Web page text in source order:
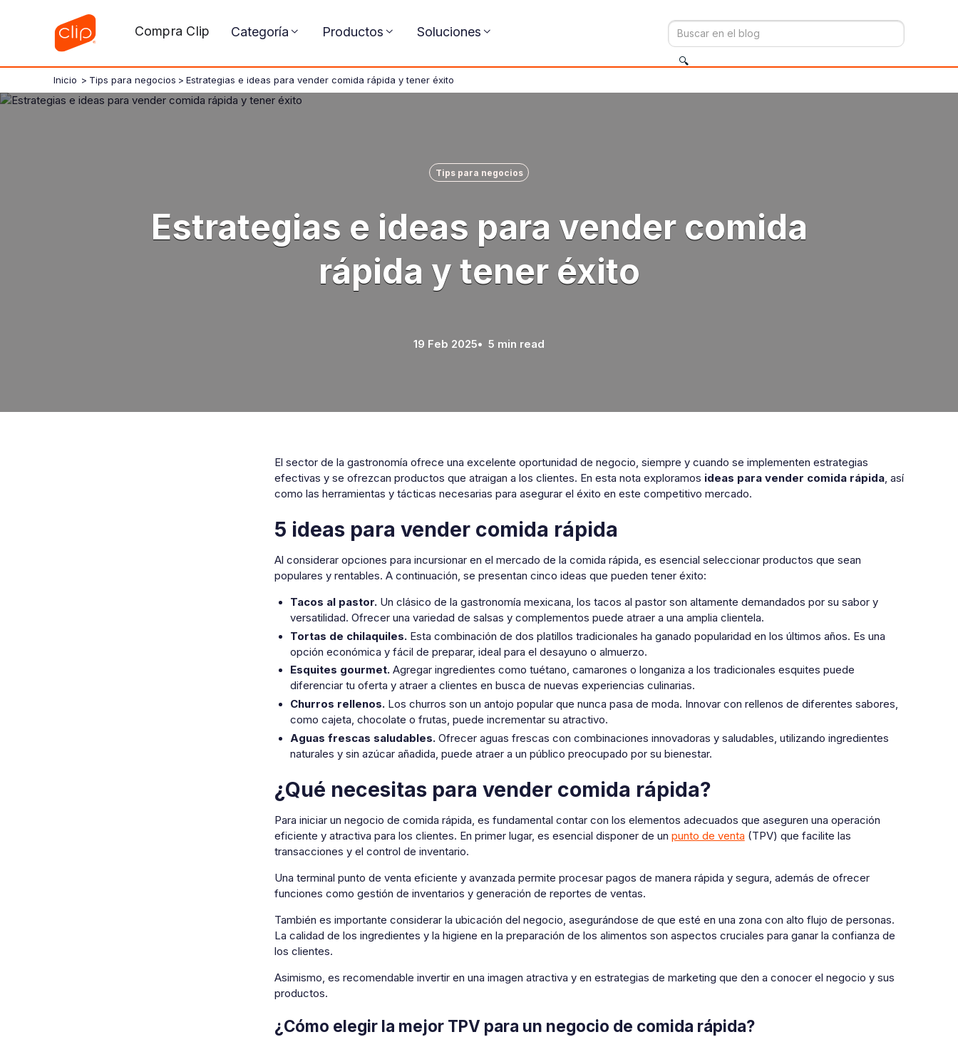
Compra Clip Categoría Productos Soluciones
Inicio > Tips para negocios > Estrategias e ideas para vender comida rápida y tener éxito
Tips para negocios
Estrategias e ideas para vender comida
rápida y tener éxito
19 Feb 2025• 5 min read
El sector de la gastronomía ofrece una excelente oportunidad de negocio, siempre y cuando se implementen estrategias
efectivas y se ofrezcan productos que atraigan a los clientes. En esta nota exploramos ideas para vender comida rápida, así
como las herramientas y tácticas necesarias para asegurar el éxito en este competitivo mercado.
5 ideas para vender comida rápida
Al considerar opciones para incursionar en el mercado de la comida rápida, es esencial seleccionar productos que sean
populares y rentables. A continuación, se presentan cinco ideas que pueden tener éxito:
Tacos al pastor. Un clásico de la gastronomía mexicana, los tacos al pastor son altamente demandados por su sabor y
versatilidad. Ofrecer una variedad de salsas y complementos puede atraer a una amplia clientela.
Tortas de chilaquiles. Esta combinación de dos platillos tradicionales ha ganado popularidad en los últimos años. Es una
opción económica y fácil de preparar, ideal para el desayuno o almuerzo.
Esquites gourmet.Agregar ingredientes como tuétano, camarones o longaniza a los tradicionales esquites puede
diferenciar tu oferta y atraer a clientes en busca de nuevas experiencias culinarias.
Churros rellenos. Los churros son un antojo popular que nunca pasa de moda. Innovar con rellenos de diferentes sabores,
como cajeta, chocolate o frutas, puede incrementar su atractivo.
Aguas frescas saludables. Ofrecer aguas frescas con combinaciones innovadoras y saludables, utilizando ingredientes
naturales y sin azúcar añadida, puede atraer a un público preocupado por su bienestar.
¿Qué necesitas para vender comida rápida?
Para iniciar un negocio de comida rápida, es fundamental contar con los elementos adecuados que aseguren una operación
eficiente y atractiva para los clientes. En primer lugar, es esencial disponer de un punto de venta (TPV) que facilite las
transacciones y el control de inventario.
Una terminal punto de venta eficiente y avanzada permite procesar pagos de manera rápida y segura, además de ofrecer
funciones como gestión de inventarios y generación de reportes de ventas.
También es importante considerar la ubicación del negocio, asegurándose de que esté en una zona con alto flujo de personas.
La calidad de los ingredientes y la higiene en la preparación de los alimentos son aspectos cruciales para ganar la confianza de
los clientes.
Asimismo, es recomendable invertir en una imagen atractiva y en estrategias de marketing que den a conocer el negocio y sus
productos.
¿Cómo elegir la mejor TPV para un negocio de comida rápida?